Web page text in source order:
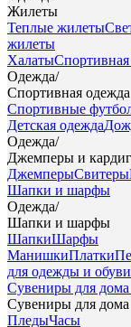
Жилеты
Теплые жилеты
жилеты
Халаты
Одежда/
Спортивная одежда
Спортивные
Детская одежда
Одежда/
Джемперы и
ДжемперыСвитеры
Шапки и шарфы
Одежда/
Шапки и шарфы
ШапкиШарфы
МанишкиПлатки
для одежды и обуви
Сувениры для дома
Сувениры для дома
ПледыЧасы